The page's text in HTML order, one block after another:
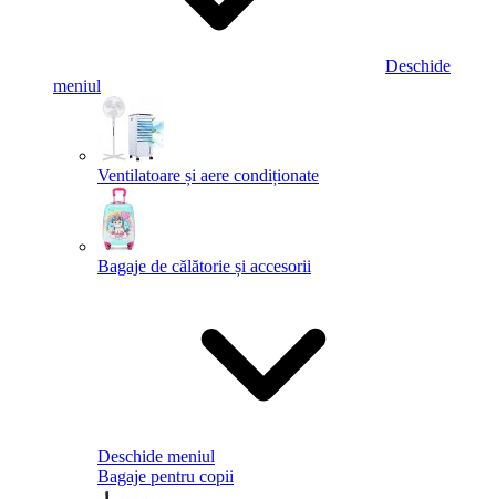
Deschide
meniul
Ventilatoare și aere condiționate
Bagaje de călătorie și accesorii
Deschide meniul
Bagaje pentru copii